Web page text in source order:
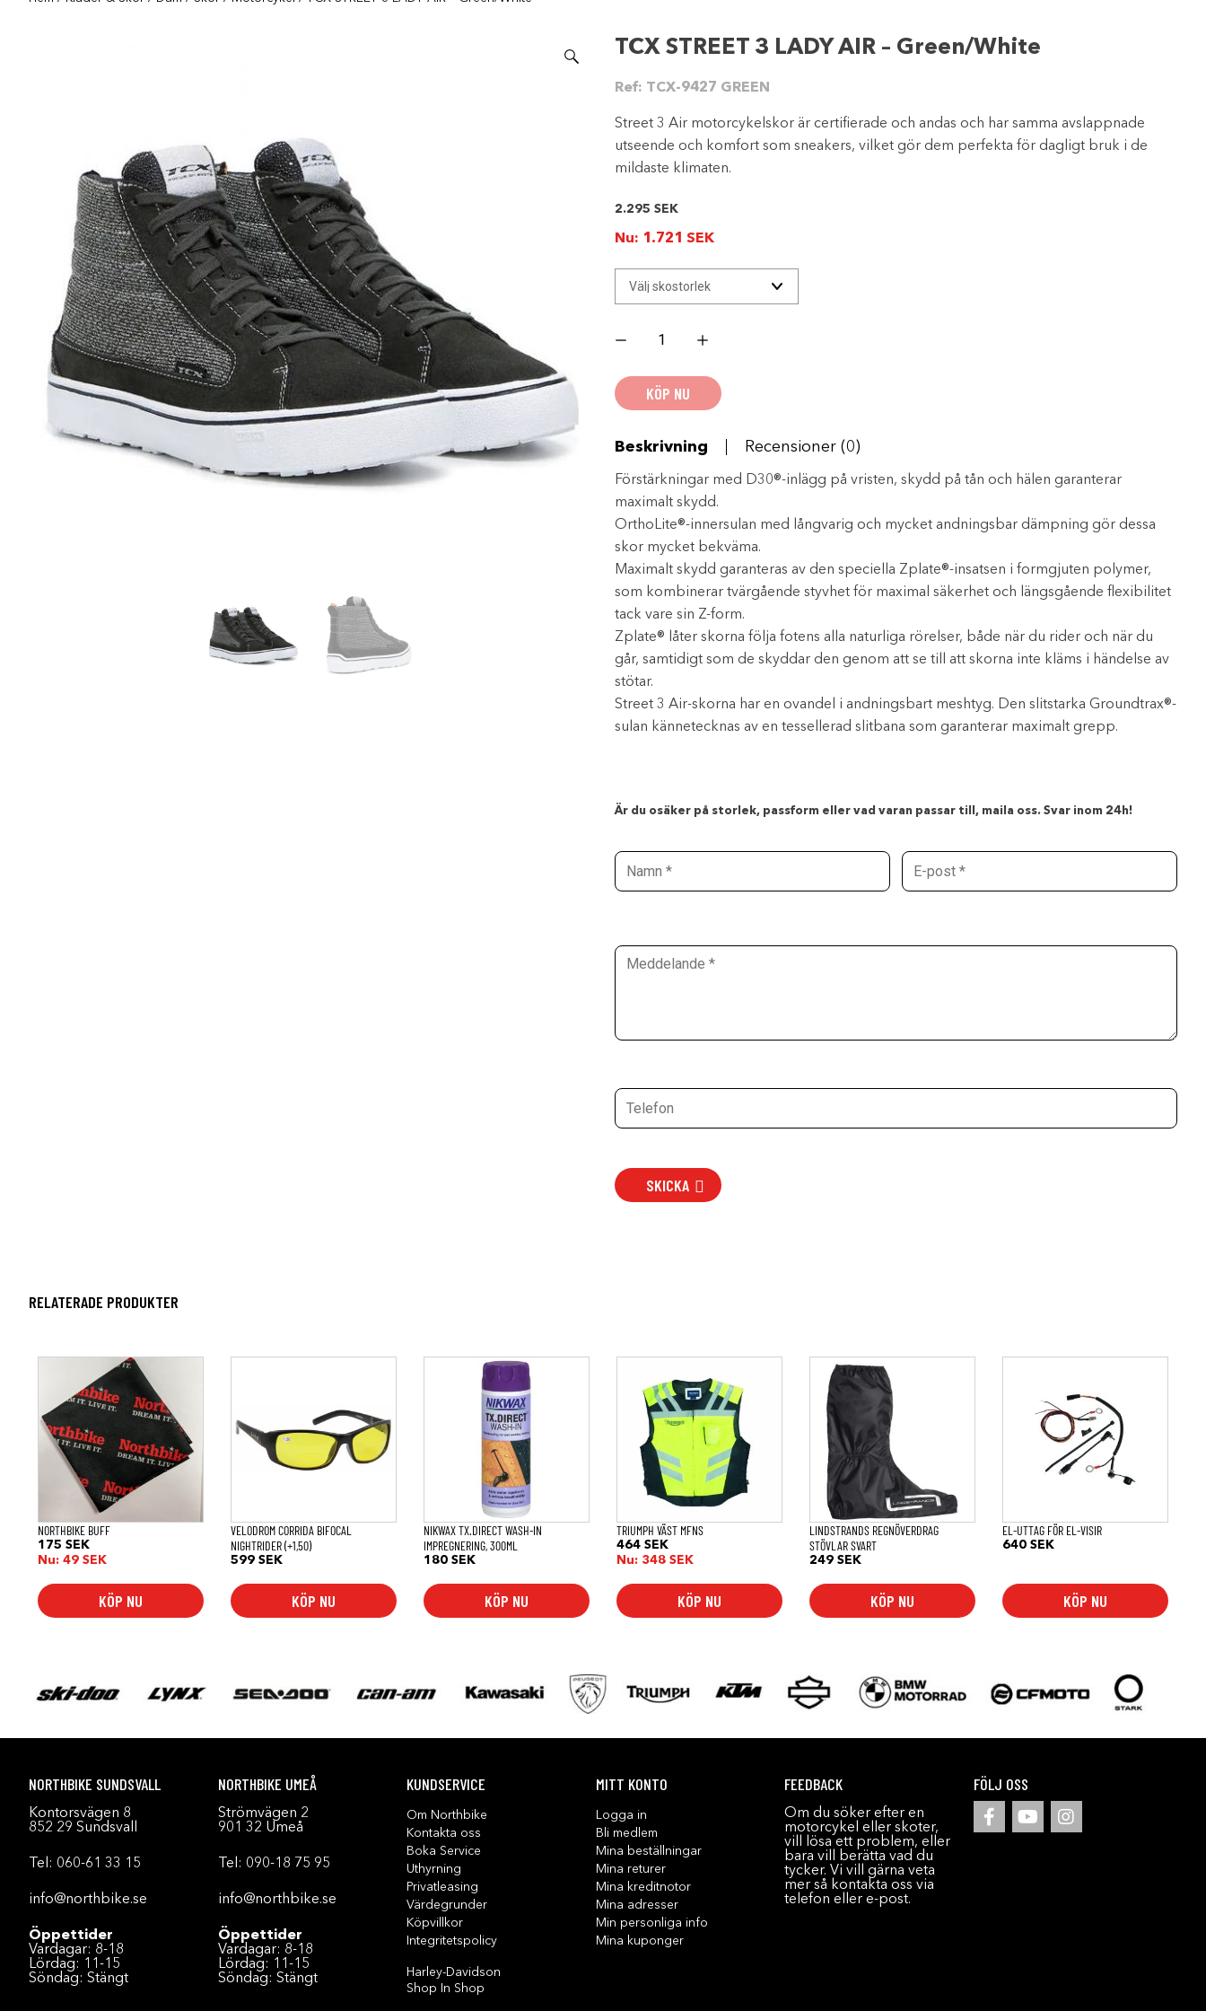
TCX STREET 3 LADY AIR – Green/White
Ref: TCX-9427 GREEN
Street 3 Air motorcykelskor är certifierade och andas och har samma avslappnade
utseende och komfort som sneakers, vilket gör dem perfekta för dagligt bruk i de
mildaste klimaten.
2.295 SEK
Nu: 1.721 SEK
STREET
AIR
Green/White
KÖP NU
Beskrivning Recensioner (0)
Förstärkningar med D30®-inlägg på vristen, skydd på tån och hälen garanterar
maximalt skydd.
OrthoLite®-innersulan med långvarig och mycket andningsbar dämpning gör dessa
skor mycket bekväma.
Maximalt skydd garanteras av den speciella Zplate®-insatsen i formgjuten polymer,
som kombinerar tvärgående styvhet för maximal säkerhet och längsgående flexibilitet
tack vare sin Z-form.
Zplate® låter skorna följa fotens alla naturliga rörelser, både när du rider och när du
går, samtidigt som de skyddar den genom att se till att skorna inte kläms i händelse av
stötar.
Street 3 Air-skorna har en ovandel i andningsbart meshtyg. Den slitstarka Groundtrax®-
sulan kännetecknas av en tessellerad slitbana som garanterar maximalt grepp.
Är du osäker på storlek, passform eller vad varan passar till, maila oss. Svar inom 24h!
SKICKA
RELATERADE PRODUKTER
NORTHBIKE BUFF
175 SEK
Nu: 49 SEK
KÖP NU
VELODROM CORRIDA BIFOCAL
NIGHTRIDER (+1,50)
599SEK
KÖP NU
NIKWAX TX.DIRECT WASH-IN
IMPREGNERING, 300ML
180SEK
KÖP NU
TRIUMPH VÄST MFNS
464SEK
Nu: 348SEK
KÖP NU
produkten
varianter.
olika
alternativen
på
produktsidan
LINDSTRANDS REGNÖVERDRAG
STÖVLAR SVART
249SEK
KÖP NU
Den
här
produkten
har
flera
varianter.
De
olika
alternativen
kan
väljas
på
produktsidan
EL-UTTAG FÖR EL-VISIR
640SEK
KÖP NU
NORTHBIKE SUNDSVALL
Kontorsvägen 8
852 29 Sundsvall
Tel: 060-61 33 15
info@northbike.se
Öppettider
Vardagar: 8-18
Lördag: 11-15
Söndag: Stängt
NORTHBIKE UMEÅ
Strömvägen 2
901 32 Umeå
Tel: 090-18 75 95
info@northbike.se
Öppettider
Vardagar: 8-18
Lördag: 11-15
Söndag: Stängt
KUNDSERVICE
Om Northbike
Kontakta oss
Boka Service
Uthyrning
Privatleasing
Värdegrunder
Köpvillkor
Integritetspolicy
Harley-Davidson
Shop In Shop
MITT KONTO
Logga in
Bli medlem
Mina beställningar
Mina returer
Mina kreditnotor
Mina adresser
Min personliga info
Mina kuponger
FEEDBACK
Om du söker efter en
motorcykel eller skoter,
vill lösa ett problem, eller
bara vill berätta vad du
tycker. Vi vill gärna veta
mer så kontakta oss via
telefon eller e-post.
FÖLJ OSS